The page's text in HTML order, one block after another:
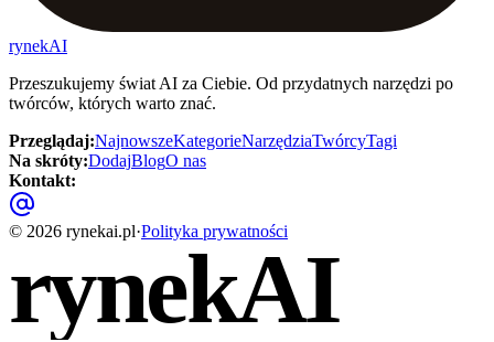
rynekAI
Przeszukujemy świat AI za Ciebie. Od przydatnych narzędzi po
twórców, których warto znać.
Przeglądaj:NajnowszeKategorieNarzędziaTwórcyTagi
Na skróty:DodajBlogO nas
Kontakt:
© 2026 rynekai.pl·Polityka prywatności
rynekAI